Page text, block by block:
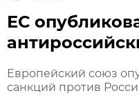
ЕС
Европейский союз
санкций против